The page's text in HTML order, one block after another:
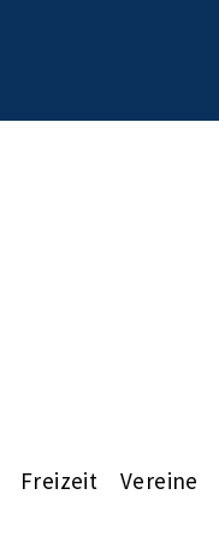
Freizeit Vereine